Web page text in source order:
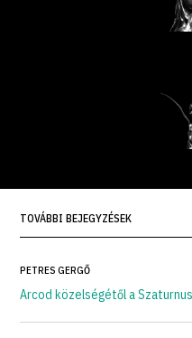
TOVÁBBI BEJEGYZÉSEK
PETRES GERGŐ
Arcod közelségétől a